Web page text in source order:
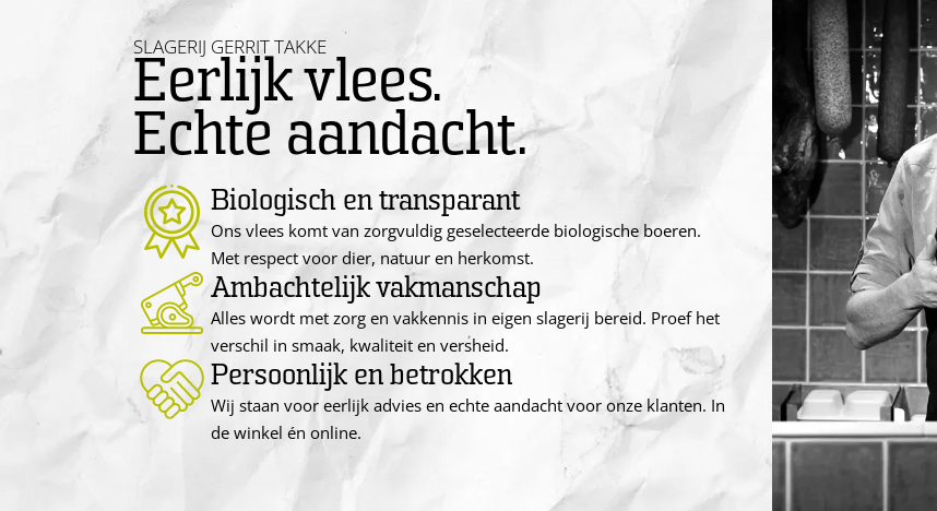
SLAGERIJ GERRIT TAKKE
Eerlijk vlees.
Echte aandacht.
Biologisch en transparant
Ons vlees komt van zorgvuldig geselecteerde biologische boeren.
Met respect voor dier, natuur en herkomst.
Ambachtelijk vakmanschap
Alles wordt met zorg en vakkennis in eigen slagerij bereid. Proef het
verschil in smaak, kwaliteit en versheid.
Persoonlijk en betrokken
Wij staan voor eerlijk advies en echte aandacht voor onze klanten. In
de winkel én online.